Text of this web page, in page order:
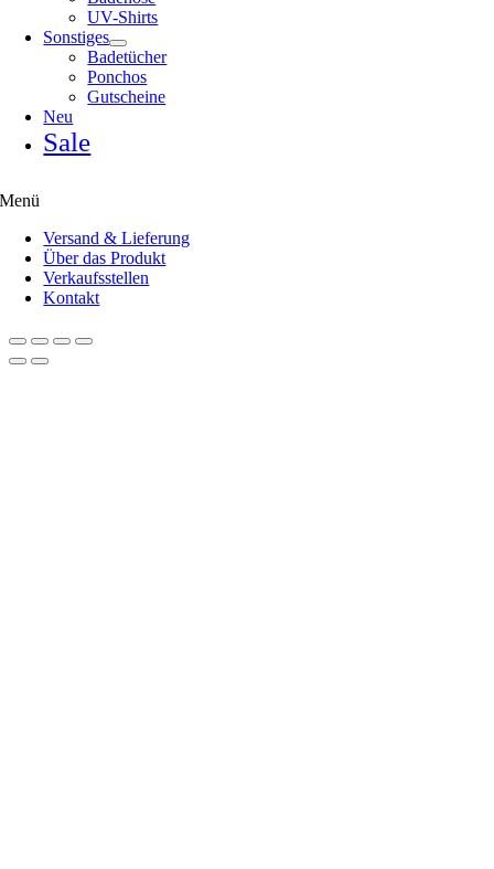
UV-Shirts
Sonstiges
Badetücher
Ponchos
Gutscheine
Neu
Sale
Menü
Versand & Lieferung
Über das Produkt
Verkaufsstellen
Kontakt